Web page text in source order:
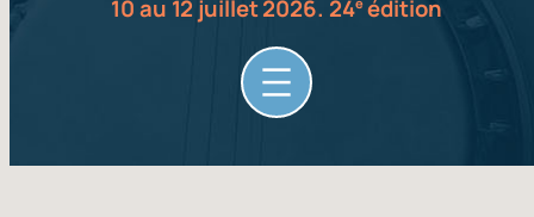
10 au 12 juillet 2026. 24 édition